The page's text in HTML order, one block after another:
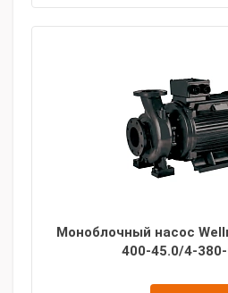
Моноблочный насос
400-45.0/4-380-